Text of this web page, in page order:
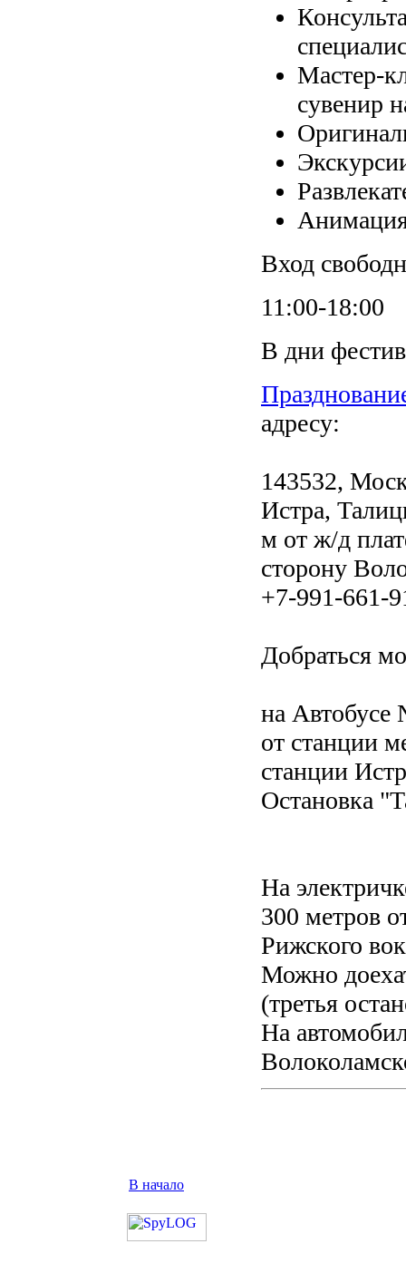
Мастер-
сувенир
Вход
11:00-18:00
В дни
адресу:
143532,
Истра,
м от ж/д
сторону
+7-991-661-
Добраться
на
от станции
станции
Остановка
На
300 метров
Рижского
Можно
(третья
На
В начало